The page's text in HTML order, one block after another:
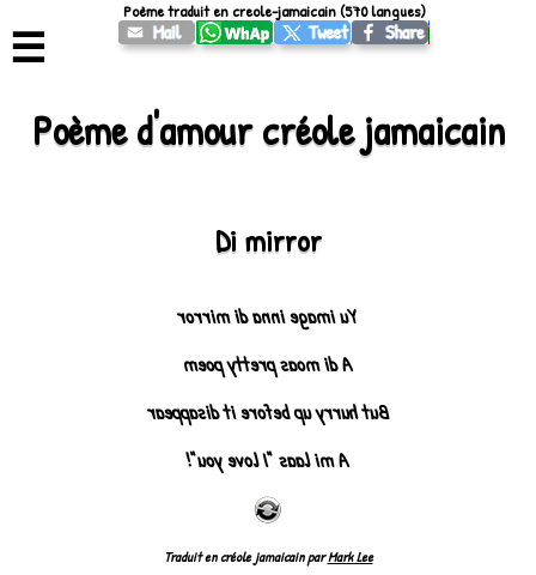
☰
Poème d'amour créole jamaicain
Di mirror
Yu image inna di mirror
A di moas pretty poem
But hurry up before it disappear
A mi laas "I love you"!
Traduit en créole jamaicain parMark Lee
Poème traduit en creole-jamaicain (570 langues)